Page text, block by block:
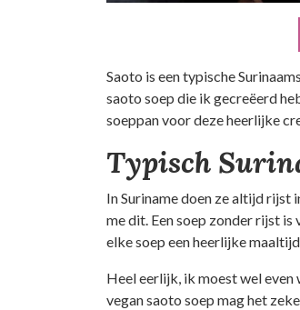
Saoto is een typische
saoto soep die ik gecreëerd
soeppan voor deze heerlijke
Typisch
In Suriname doen ze altijd rijst
me dit. Een soep zonder rijst is
elke soep een heerlijke
Heel eerlijk, ik moest wel even
vegan saoto soep mag het